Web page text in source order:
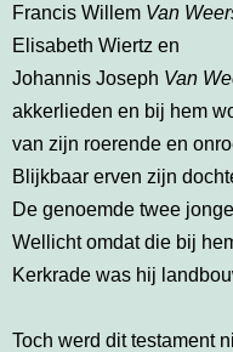
Francis Willem Van
Elisabeth Wiertz en
Johannis Joseph Van
akkerlieden en bij hem
van zijn roerende en
Blijkbaar erven zijn
De genoemde twee
Wellicht omdat die bij
Kerkrade was hij
Toch werd dit testament